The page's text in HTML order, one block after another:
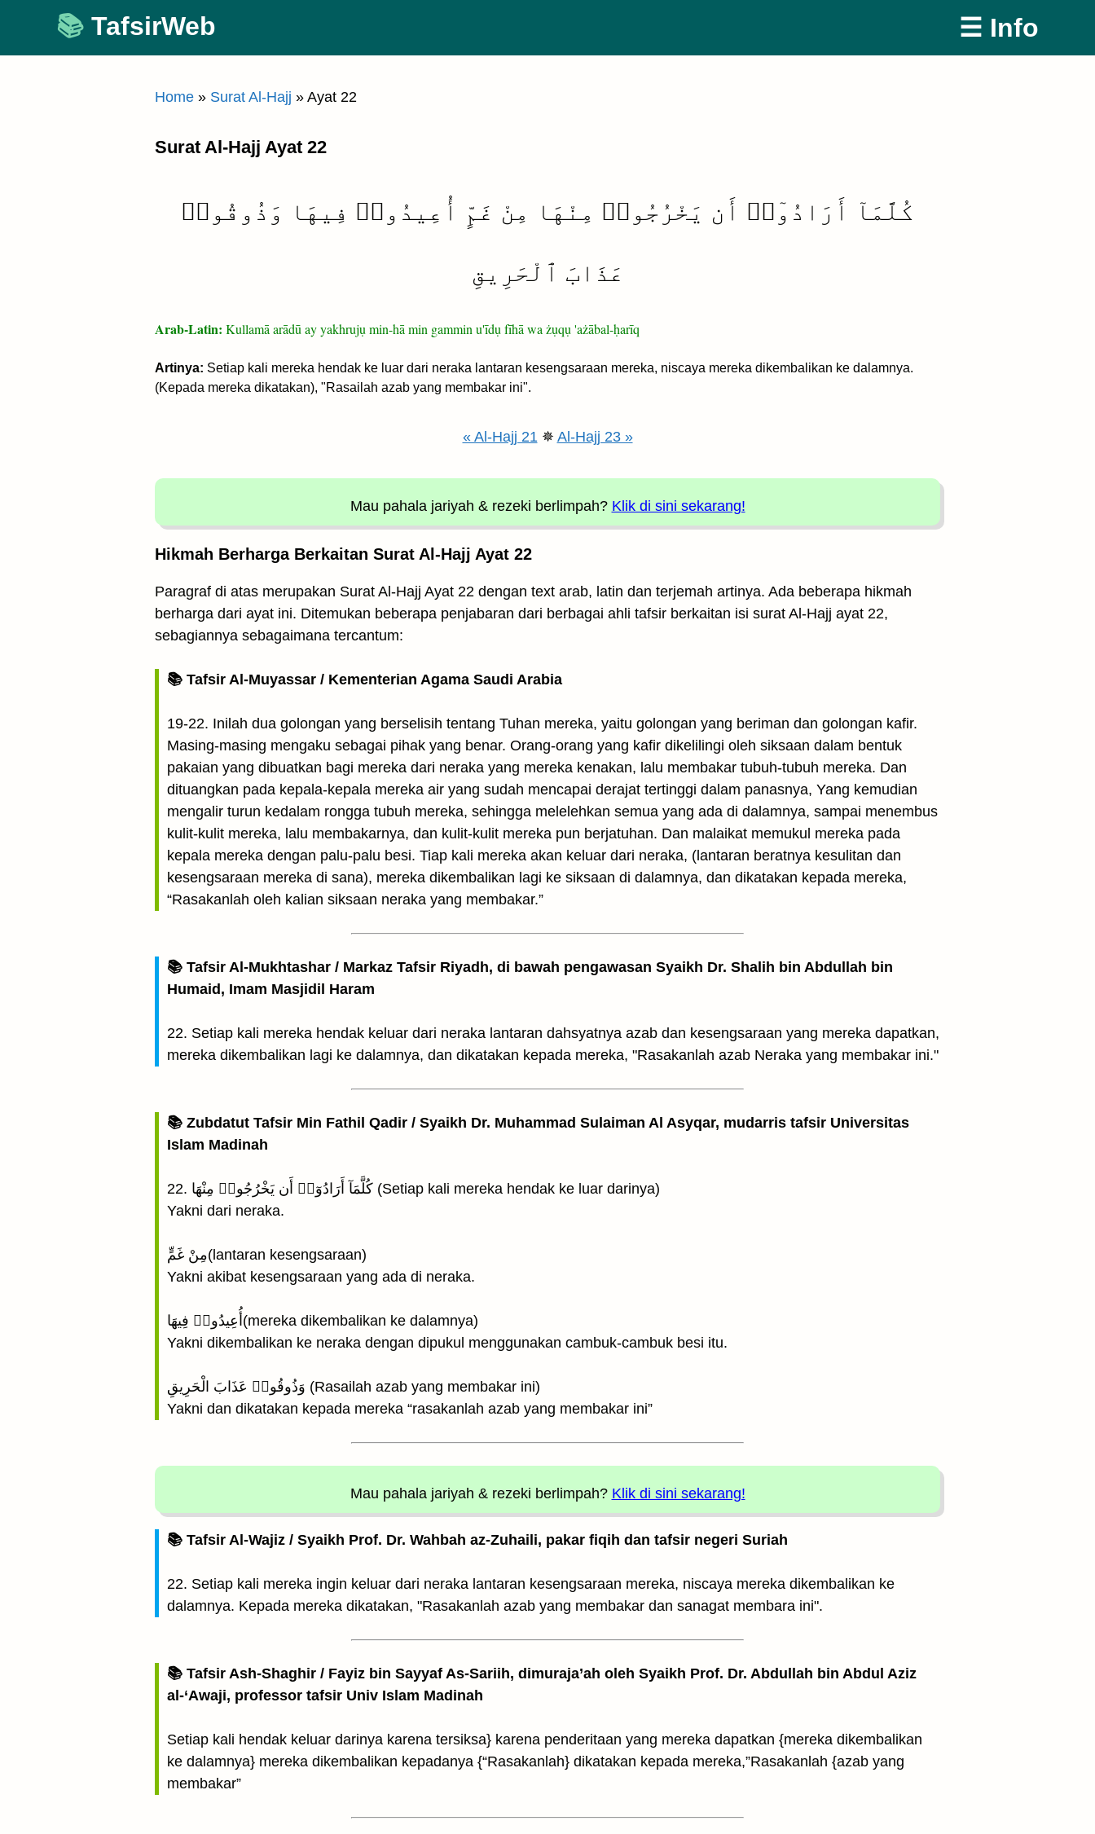
content
TafsirWeb ☰ Info
Home » Surat Al-Hajj » Ayat 22
Surat Al-Hajj Ayat 22
كُلَّمَآ أَرَادُوٓا۟ أَن يَخْرُجُوا۟ مِنْهَا مِنْ غَمٍّ أُعِيدُوا۟ فِيهَا وَذُوقُوا۟
عَذَابَ ٱلْحَرِيقِ
Arab-Latin: Kullamā arādū ay yakhrujụ min-hā min gammin u'īdụ fīhā wa żụqụ 'ażābal-ḥarīq
Artinya: Setiap kali mereka hendak ke luar dari neraka lantaran kesengsaraan mereka, niscaya mereka dikembalikan ke dalamnya.
(Kepada mereka dikatakan), "Rasailah azab yang membakar ini".
« Al-Hajj 21✵ Al-Hajj 23 »
Mau pahala jariyah & rezeki berlimpah? Klik di sini sekarang!
Hikmah Berharga Berkaitan Surat Al-Hajj Ayat 22
Paragraf di atas merupakan Surat Al-Hajj Ayat 22 dengan text arab, latin dan terjemah artinya. Ada beberapa hikmah
berharga dari ayat ini. Ditemukan beberapa penjabaran dari berbagai ahli tafsir berkaitan isi surat Al-Hajj ayat 22,
sebagiannya sebagaimana tercantum:
📚 Tafsir Al-Muyassar / Kementerian Agama Saudi Arabia
19-22. Inilah dua golongan yang berselisih tentang Tuhan mereka, yaitu golongan yang beriman dan golongan kafir.
Masing-masing mengaku sebagai pihak yang benar. Orang-orang yang kafir dikelilingi oleh siksaan dalam bentuk
pakaian yang dibuatkan bagi mereka dari neraka yang mereka kenakan, lalu membakar tubuh-tubuh mereka. Dan
dituangkan pada kepala-kepala mereka air yang sudah mencapai derajat tertinggi dalam panasnya, Yang kemudian
mengalir turun kedalam rongga tubuh mereka, sehingga melelehkan semua yang ada di dalamnya, sampai menembus
kulit-kulit mereka, lalu membakarnya, dan kulit-kulit mereka pun berjatuhan. Dan malaikat memukul mereka pada
kepala mereka dengan palu-palu besi. Tiap kali mereka akan keluar dari neraka, (lantaran beratnya kesulitan dan
kesengsaraan mereka di sana), mereka dikembalikan lagi ke siksaan di dalamnya, dan dikatakan kepada mereka,
“Rasakanlah oleh kalian siksaan neraka yang membakar.”
📚 Tafsir Al-Mukhtashar / Markaz Tafsir Riyadh, di bawah pengawasan Syaikh Dr. Shalih bin Abdullah bin
Humaid, Imam Masjidil Haram
22. Setiap kali mereka hendak keluar dari neraka lantaran dahsyatnya azab dan kesengsaraan yang mereka dapatkan,
mereka dikembalikan lagi ke dalamnya, dan dikatakan kepada mereka, "Rasakanlah azab Neraka yang membakar ini."
📚 Zubdatut Tafsir Min Fathil Qadir / Syaikh Dr. Muhammad Sulaiman Al Asyqar, mudarris tafsir Universitas
Islam Madinah
22. كُلَّمَآ أَرَادُوٓا۟ أَن يَخْرُجُوا۟ مِنْهَا (Setiap kali mereka hendak ke luar darinya)
Yakni dari neraka.
مِنْ غَمٍّ(lantaran kesengsaraan)
Yakni akibat kesengsaraan yang ada di neraka.
أُعِيدُوا۟ فِيهَا(mereka dikembalikan ke dalamnya)
Yakni dikembalikan ke neraka dengan dipukul menggunakan cambuk-cambuk besi itu.
وَذُوقُوا۟ عَذَابَ الْحَرِيقِ (Rasailah azab yang membakar ini)
Yakni dan dikatakan kepada mereka “rasakanlah azab yang membakar ini”
Mau pahala jariyah & rezeki berlimpah? Klik di sini sekarang!
📚 Tafsir Al-Wajiz / Syaikh Prof. Dr. Wahbah az-Zuhaili, pakar fiqih dan tafsir negeri Suriah
22. Setiap kali mereka ingin keluar dari neraka lantaran kesengsaraan mereka, niscaya mereka dikembalikan ke
dalamnya. Kepada mereka dikatakan, "Rasakanlah azab yang membakar dan sanagat membara ini".
📚 Tafsir Ash-Shaghir / Fayiz bin Sayyaf As-Sariih, dimuraja’ah oleh Syaikh Prof. Dr. Abdullah bin Abdul Aziz
al-‘Awaji, professor tafsir Univ Islam Madinah
Setiap kali hendak keluar darinya karena tersiksa} karena penderitaan yang mereka dapatkan {mereka dikembalikan
ke dalamnya} mereka dikembalikan kepadanya {“Rasakanlah} dikatakan kepada mereka,”Rasakanlah {azab yang
membakar”